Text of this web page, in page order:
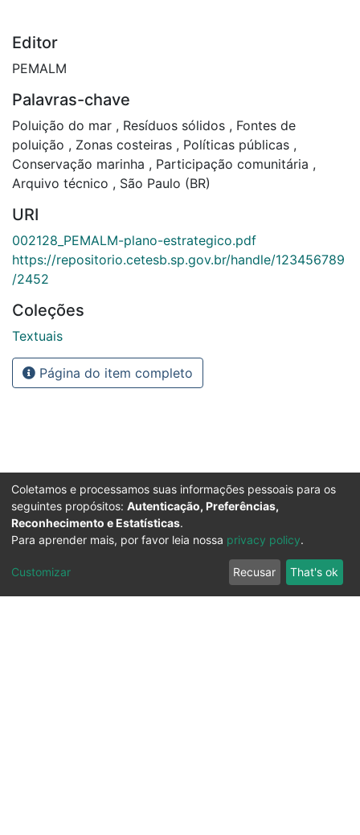
Editor
PEMALM
Palavras-chave
Poluição do mar , Resíduos sólidos , Fontes de
poluição , Zonas costeiras , Políticas públicas ,
Conservação marinha , Participação comunitária ,
Arquivo técnico , São Paulo (BR)
URI
002128_PEMALM-plano-estrategico.pdf
https://repositorio.cetesb.sp.gov.br/handle/123456789
/2452
Coleções
Textuais
Página do item completo
Coletamos e processamos suas informações pessoais para os
seguintes propósitos: Autenticação, Preferências,
Reconhecimento e Estatísticas.
Para aprender mais, por favor leia nossa privacy policy.
Customizar Recusar That's ok